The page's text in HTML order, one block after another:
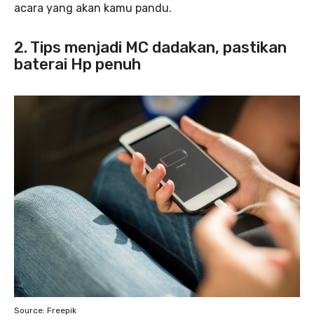
acara yang akan kamu pandu.
2. Tips menjadi MC dadakan, pastikan
baterai Hp penuh
Source: Freepik